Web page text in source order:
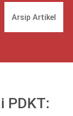
Arsip Artikel
PDKT: